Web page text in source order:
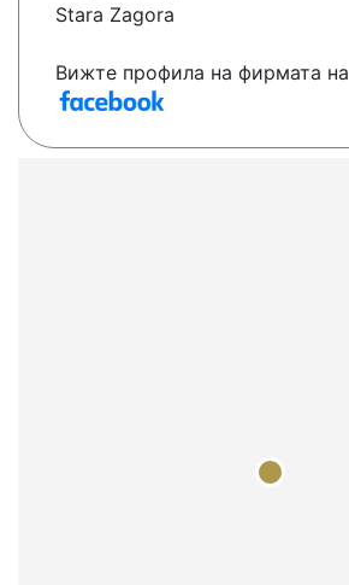
Stara Zagora
Вижте профила на фирмата на